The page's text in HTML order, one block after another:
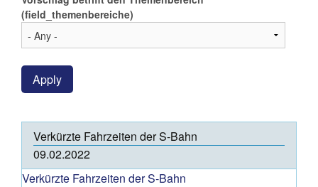
(field_themenbereiche)
Apply
Verkürzte Fahrzeiten der S-Bahn
09.02.2022
Verkürzte Fahrzeiten der S-Bahn